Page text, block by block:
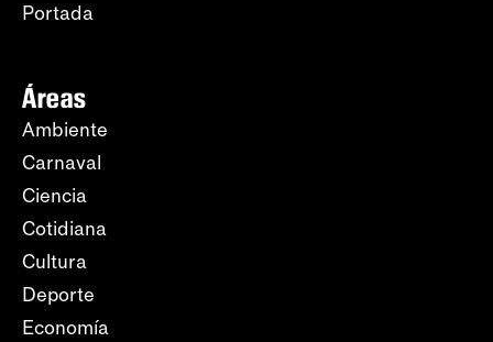
Portada
Áreas
Ambiente
Carnaval
Ciencia
Cotidiana
Cultura
Deporte
Economía